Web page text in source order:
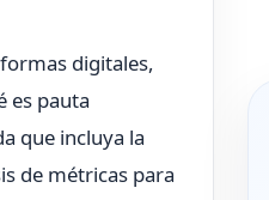
digitales,
es pauta
que incluya la
de métricas para